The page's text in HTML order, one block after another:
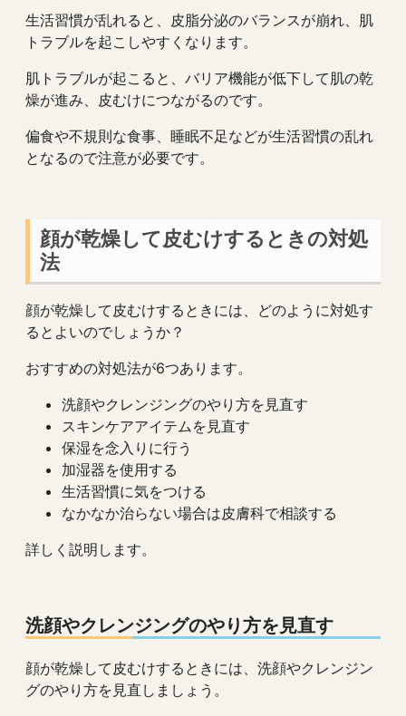
生活習慣が乱れると、皮脂分泌のバランスが崩れ、肌
トラブルを起こしやすくなります。
肌トラブルが起こると、バリア機能が低下して肌の乾
燥が進み、皮むけにつながるのです。
偏食や不規則な食事、睡眠不足などが生活習慣の乱れ
となるので注意が必要です。
顔が乾燥して皮むけするときの対処
法
顔が乾燥して皮むけするときには、どのように対処す
るとよいのでしょうか？
おすすめの対処法が6つあります。
洗顔やクレンジングのやり方を見直す
スキンケアアイテムを見直す
保湿を念入りに行う
加湿器を使用する
生活習慣に気をつける
なかなか治らない場合は皮膚科で相談する
詳しく説明します。
洗顔やクレンジングのやり方を見直す
顔が乾燥して皮むけするときには、洗顔やクレンジン
グのやり方を見直しましょう。